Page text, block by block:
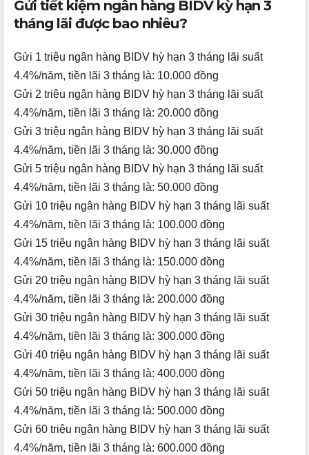
Gửi tiết kiệm ngân hàng BIDV kỳ hạn 3
tháng lãi được bao nhiêu?
Gửi 1 triệu ngân hàng BIDV hỳ hạn 3 tháng lãi suất
4.4%/năm, tiền lãi 3 tháng là: 10.000 đồng
Gửi 2 triệu ngân hàng BIDV hỳ hạn 3 tháng lãi suất
4.4%/năm, tiền lãi 3 tháng là: 20.000 đồng
Gửi 3 triệu ngân hàng BIDV hỳ hạn 3 tháng lãi suất
4.4%/năm, tiền lãi 3 tháng là: 30.000 đồng
Gửi 5 triệu ngân hàng BIDV hỳ hạn 3 tháng lãi suất
4.4%/năm, tiền lãi 3 tháng là: 50.000 đồng
Gửi 10 triệu ngân hàng BIDV hỳ hạn 3 tháng lãi suất
4.4%/năm, tiền lãi 3 tháng là: 100.000 đồng
Gửi 15 triệu ngân hàng BIDV hỳ hạn 3 tháng lãi suất
4.4%/năm, tiền lãi 3 tháng là: 150.000 đồng
Gửi 20 triệu ngân hàng BIDV hỳ hạn 3 tháng lãi suất
4.4%/năm, tiền lãi 3 tháng là: 200.000 đồng
Gửi 30 triệu ngân hàng BIDV hỳ hạn 3 tháng lãi suất
4.4%/năm, tiền lãi 3 tháng là: 300.000 đồng
Gửi 40 triệu ngân hàng BIDV hỳ hạn 3 tháng lãi suất
4.4%/năm, tiền lãi 3 tháng là: 400.000 đồng
Gửi 50 triệu ngân hàng BIDV hỳ hạn 3 tháng lãi suất
4.4%/năm, tiền lãi 3 tháng là: 500.000 đồng
Gửi 60 triệu ngân hàng BIDV hỳ hạn 3 tháng lãi suất
4.4%/năm, tiền lãi 3 tháng là: 600.000 đồng